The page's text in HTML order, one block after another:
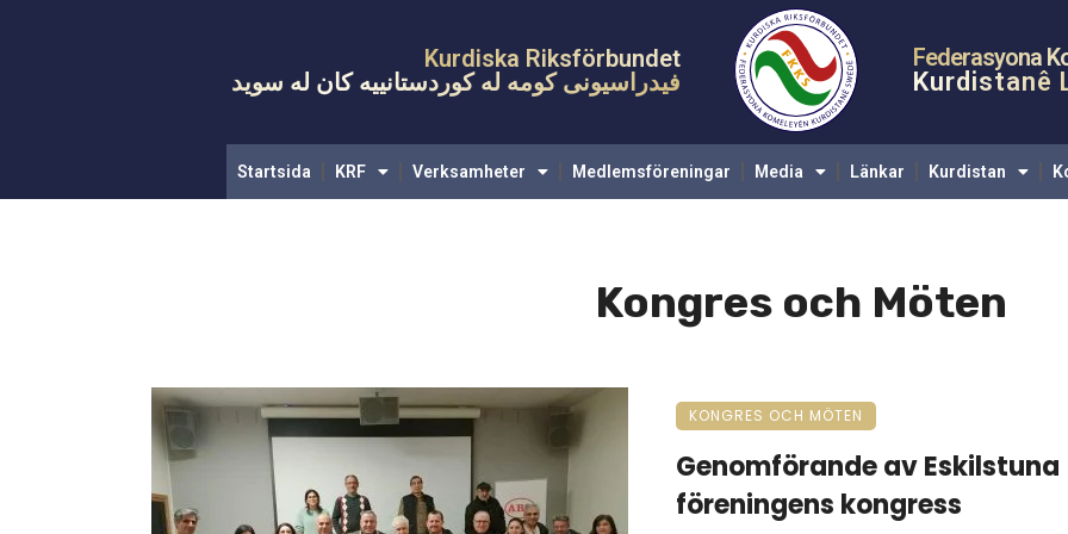
Medlemsföreningar
Kurdiska Riksförbundet
فیدراسیونی کومه له کوردستانییه کان له سويد
Federasyona
Kurdistanê
Startsida KRF Verksamheter Medlemsföreningar Media Länkar Kurdistan
Kongres och Möten
KONGRES OCH MÖTEN
Genomförande av Eskilstuna
föreningens kongress